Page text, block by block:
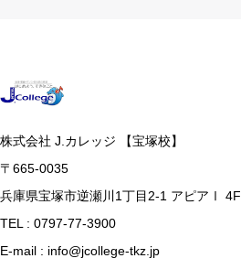
株式会社 J.カレッジ 【宝塚校】
〒665-0035
兵庫県宝塚市逆瀬川1丁目2-1 アピアⅠ 4F
TEL : 0797-77-3900
E-mail : info@jcollege-tkz.jp